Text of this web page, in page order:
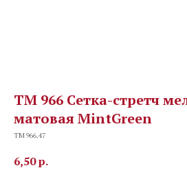
TM 966 Сетка-стретч
матовая MintGreen
TM 966.47
6,50р.